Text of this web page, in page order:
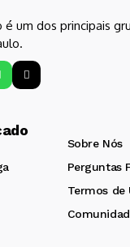
é um dos principais
Sobre Nós
Perguntas
Termos de